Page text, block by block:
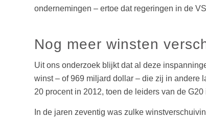
ondernemingen – ertoe dat regeringen in de
Nog meer winsten
Uit ons onderzoek blijkt dat al deze
winst – of 969 miljard dollar – die zij in andere
20 procent in 2012, toen de leiders van de
In de jaren zeventig was zulke